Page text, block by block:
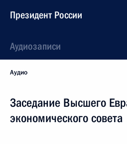
Президент России
Аудиозаписи
Аудио
Заседание Высшего
экономического совета